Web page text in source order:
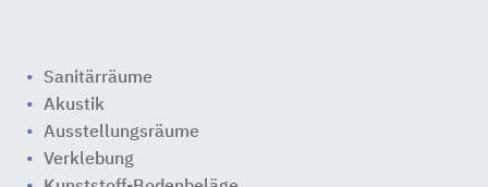
Sanitärräume
Akustik
Ausstellungsräume
Verklebung